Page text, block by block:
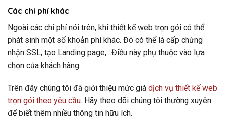
Các chi phí khác
Ngoài các chi phí nói trên, khi thiết kế web trọn gói có thể
phát sinh một số khoản phí khác. Đó có thể là cấp chứng
nhận SSL, tạo Landing page,…Điều này phụ thuộc vào lựa
chọn của khách hàng.
Trên đây chúng tôi đã giới thiệu mức giá dịch vụ thiết kế web
trọn gói theo yêu cầu. Hãy theo dõi chúng tôi thường xuyên
để biết thêm nhiều thông tin hữu ích.